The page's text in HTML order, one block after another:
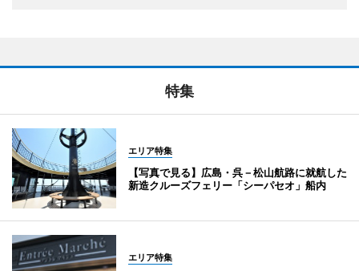
特集
エリア特集
【写真で見る】広島・呉－松山航路に就航した
新造クルーズフェリー「シーパセオ」船内
エリア特集